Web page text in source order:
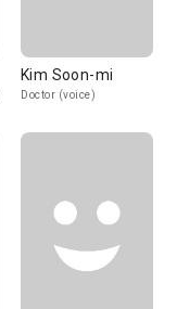
Kim Soon-mi
Doctor (voice)